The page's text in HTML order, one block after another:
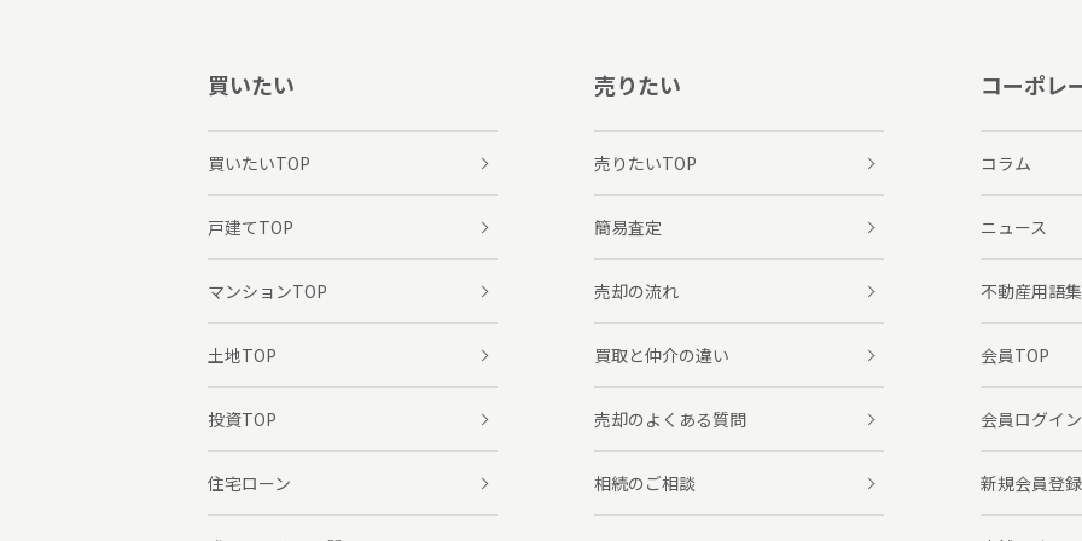
買いたい
買いたいTOP
戸建てTOP
マンションTOP
土地TOP
投資TOP
住宅ローン
売りたい
売りたいTOP
簡易査定
売却の流れ
買取と仲介の違い
売却のよくある質問
相続のご相談
コーポレ
コラム
ニュース
不動産用語集
会員TOP
会員ログイン
新規会員登録